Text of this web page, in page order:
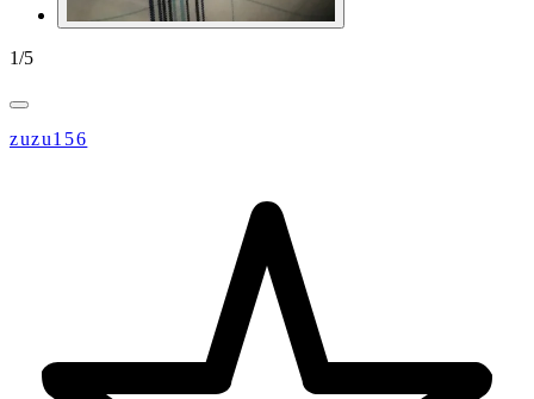
1/5
zuzu156